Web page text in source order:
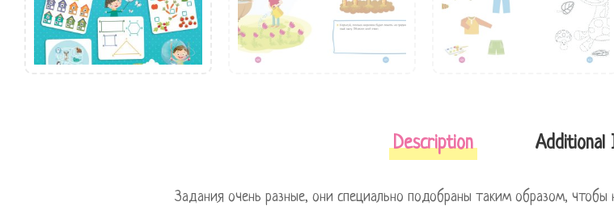
Description Additional
Задания очень разные, они специально подобраны таким образом,